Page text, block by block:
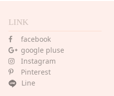
LINK
facebook
google pluse
Instagram
Pinterest
Line